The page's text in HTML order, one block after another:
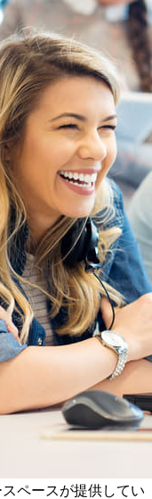
ペースが提供してい